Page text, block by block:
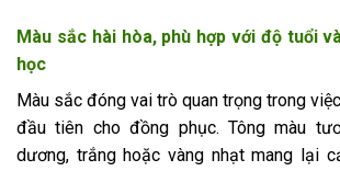
Màu sắc hài hòa, phù hợp với độ tuổi
học
Màu sắc đóng vai trò quan trọng trong
đầu tiên cho đồng phục. Tông màu
dương, trắng hoặc vàng nhạt mang lại